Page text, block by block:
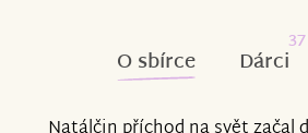
O sbírce Dárci
37